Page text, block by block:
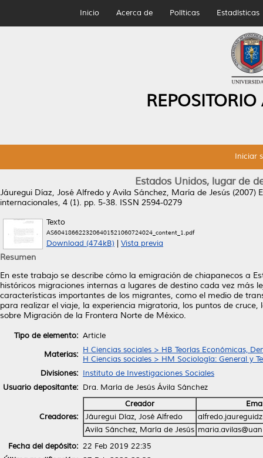
Inicio Acerca de Políticas Estadísticas
Iniciar
Estados Unidos, lugar de
Jáuregui Díaz, José Alfredo y Avila Sánchez, María de Jesús (2007)
internacionales, 4 (1). pp. 5-38. ISSN 2594-0279
Texto
AS6041866223206401521060724024_content_1.pdf
Download (474kB) Vista previa
Resumen
En este trabajo se describe cómo la emigración de chiapanecos a
históricos migraciones internas a lugares de destino cada vez más
características importantes de los migrantes, como el medio de
para realizar el viaje, la experiencia migratoria, los puntos de
sobre Migración de la Frontera Norte de México.
Tipo de elemento: Article
Materias: H Ciencias sociales > HB Teorías Económicas,
H Ciencias sociales > HM Sociología: General y
Divisiones: Instituto de Investigaciones Sociales
Usuario depositante: Dra. María de Jesús Ávila Sánchez
Creadores:
Creador
Jáuregui Díaz, José Alfredo
Avila Sánchez, María de Jesús
Fecha del depósito: 22 Feb 2019 22:35